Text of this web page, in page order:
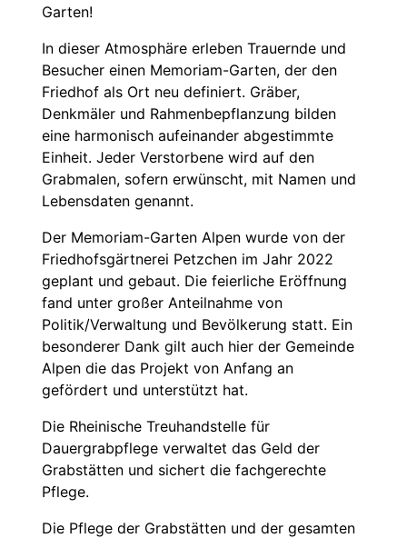
Garten!
In dieser Atmosphäre erleben Trauernde und
Besucher einen Memoriam-Garten, der den
Friedhof als Ort neu definiert. Gräber,
Denkmäler und Rahmenbepflanzung bilden
eine harmonisch aufeinander abgestimmte
Einheit. Jeder Verstorbene wird auf den
Grabmalen, sofern erwünscht, mit Namen und
Lebensdaten genannt.
Der Memoriam-Garten Alpen wurde von der
Friedhofsgärtnerei Petzchen im Jahr 2022
geplant und gebaut. Die feierliche Eröffnung
fand unter großer Anteilnahme von
Politik/Verwaltung und Bevölkerung statt. Ein
besonderer Dank gilt auch hier der Gemeinde
Alpen die das Projekt von Anfang an
gefördert und unterstützt hat.
Die Rheinische Treuhandstelle für
Dauergrabpflege verwaltet das Geld der
Grabstätten und sichert die fachgerechte
Pflege.
Die Pflege der Grabstätten und der gesamten